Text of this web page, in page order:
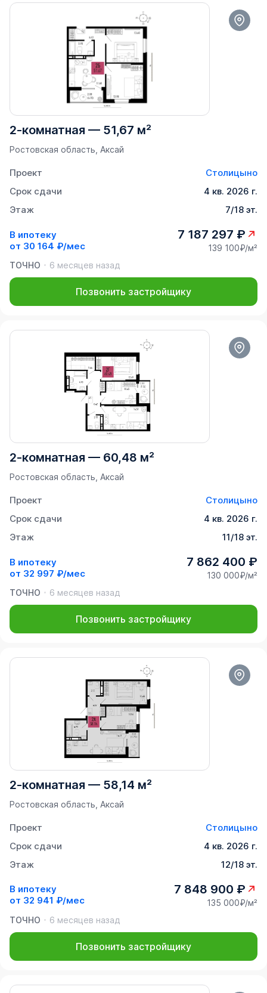
2-комнатная — 51,67 м²
Ростовская область, Аксай
Проект
Столицыно
Срок сдачи
4 кв. 2026 г.
Этаж
7/18 эт.
В ипотеку
от 30 164 ₽/мес
7 187 297 ₽
139 100₽/м²
ТОЧНО
6 месяцев назад
Позвонить застройщику
2-комнатная — 60,48 м²
Ростовская область, Аксай
Проект
Столицыно
Срок сдачи
4 кв. 2026 г.
Этаж
11/18 эт.
В ипотеку
от 32 997 ₽/мес
7 862 400 ₽
130 000₽/м²
ТОЧНО
6 месяцев назад
Позвонить застройщику
2-комнатная — 58,14 м²
Ростовская область, Аксай
Проект
Столицыно
Срок сдачи
4 кв. 2026 г.
Этаж
12/18 эт.
В ипотеку
от 32 941 ₽/мес
7 848 900 ₽
135 000₽/м²
ТОЧНО
6 месяцев назад
Позвонить застройщику